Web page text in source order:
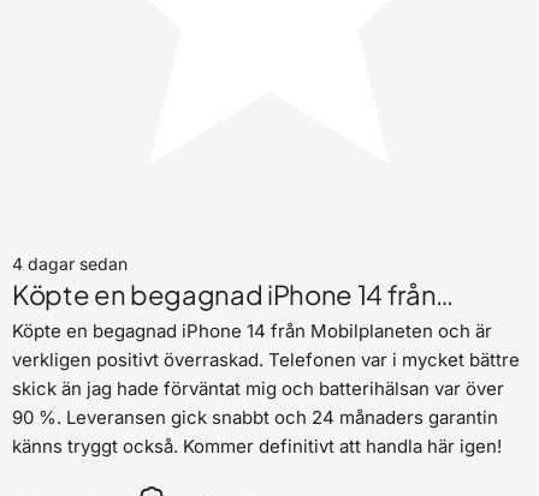
4 dagar sedan
Köpte en begagnad iPhone 14 från…
Köpte en begagnad iPhone 14 från Mobilplaneten och är
verkligen positivt överraskad. Telefonen var i mycket bättre
skick än jag hade förväntat mig och batterihälsan var över
90 %. Leveransen gick snabbt och 24 månaders garantin
känns tryggt också. Kommer definitivt att handla här igen!